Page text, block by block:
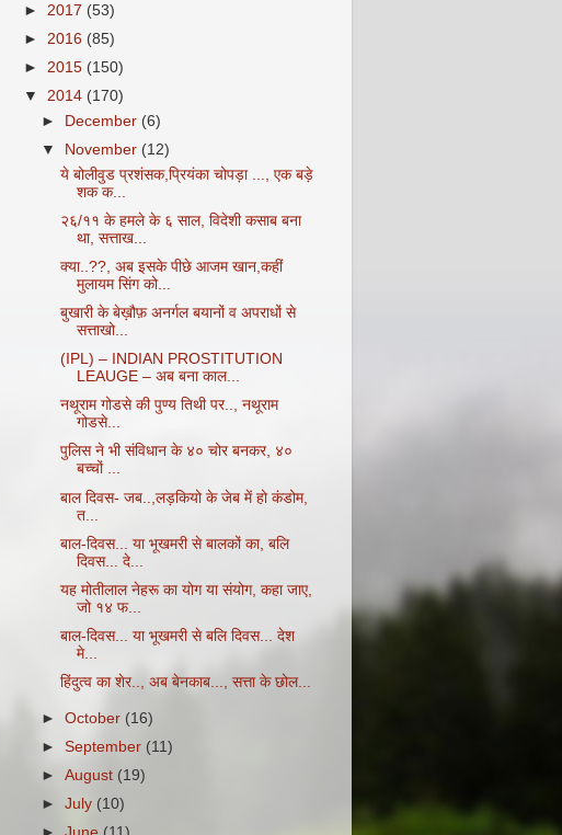
► 2017 (53)
► 2016 (85)
► 2015 (150)
▼ 2014 (170)
►
December (6)
▼
November (12)
ये बोलीवुड प्रशंसक,प्रियंका चोपड़ा ..., एक बड़े
शक क...
२६/११ के हमले के ६ साल, विदेशी कसाब बना
था, सत्ताख...
क्या..??, अब इसके पीछे आजम खान,कहीं
मुलायम सिंग को...
बुखारी के बेख़ौफ़ अनर्गल बयानों व अपराधों से
सत्ताखो...
(IPL) – INDIAN PROSTITUTION
LEAUGE – अब बना काल...
नथूराम गोडसे की पुण्य तिथी पर.., नथूराम
गोडसे...
पुलिस ने भी संविधान के ४० चोर बनकर, ४०
बच्चों ...
बाल दिवस- जब..,लड़कियो के जेब में हो कंडोम,
त...
बाल-दिवस... या भूखमरी से बालकों का, बलि
दिवस... दे...
यह मोतीलाल नेहरू का योग या संयोग, कहा जाए,
जो १४ फ...
बाल-दिवस... या भूखमरी से बलि दिवस... देश
मे...
हिंदुत्व का शेर.., अब बेनकाब..., सत्ता के छोल...
►October (16)
►September (11)
►August (19)
►July (10)